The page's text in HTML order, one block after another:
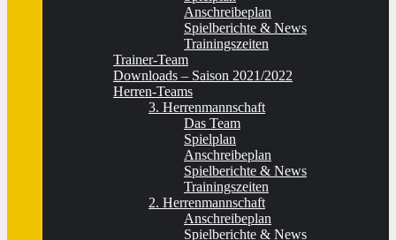
Anschreibeplan
Spielberichte & News
Trainingszeiten
Trainer-Team
Downloads – Saison 2021/2022
Herren-Teams
3. Herrenmannschaft
Das Team
Spielplan
Anschreibeplan
Spielberichte & News
Trainingszeiten
2. Herrenmannschaft
Anschreibeplan
Spielberichte & News